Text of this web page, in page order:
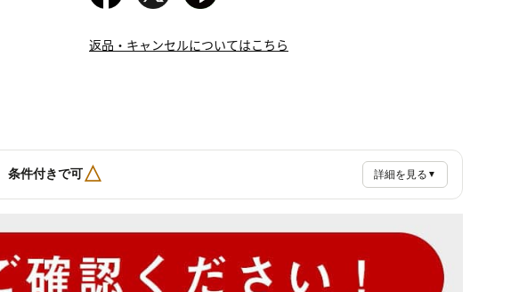
返品・キャンセルについてはこちら
条件付きで可△ 詳細を見る ▼